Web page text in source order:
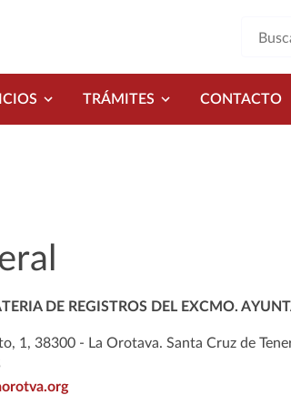
TRÁMITES CONTACTO
DE REGISTROS DEL EXCMO.
1, 38300 - La Orotava. Santa Cruz de